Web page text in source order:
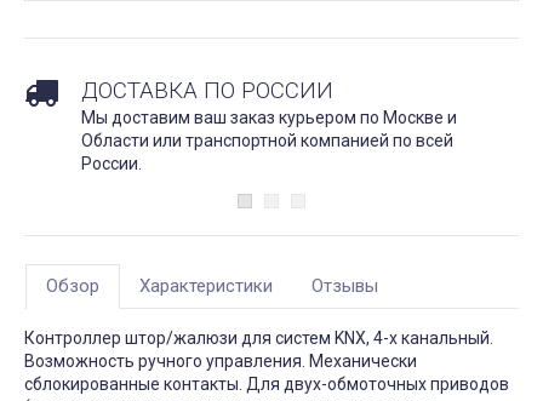
ДОСТАВКА ПО РОССИИ
Мы доставим ваш заказ курьером по Москве и
Области или транспортной компанией по всей
России.
Обзор Характеристики Отзывы
Контроллер штор/жалюзи для систем KNX, 4-х канальный.
Возможность ручного управления. Механически
сблокированные контакты. Для двух-обмоточных приводов